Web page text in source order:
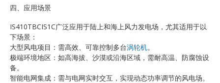
四、应用场景
IS410TBCIS1C广泛应用于陆上和海上风力发电场，尤其适用于以
下场景：
大型风电项目：需高效、可靠控制多台涡轮机。
极端环境地区：如高海拔、沙漠或沿海区域，需耐高温、防腐蚀设
备。
智能电网集成：需与电网实时交互，实现动态功率调节的风电场。